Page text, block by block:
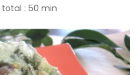
: 50 min